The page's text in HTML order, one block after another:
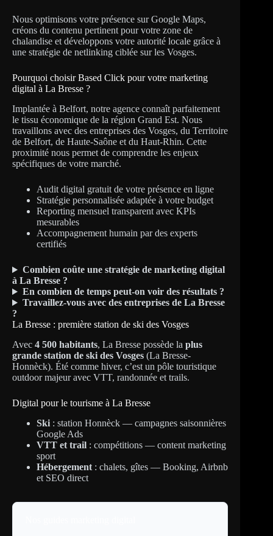
Nous optimisons votre présence sur Google Maps,
créons du contenu pertinent pour votre zone de
chalandise et développons votre autorité locale grâce à
une stratégie de netlinking ciblée sur les Vosges.
Pourquoi choisir Based Click pour votre marketing
digital à La Bresse ?
Implantée à Belfort, notre agence connaît parfaitement
le tissu économique de la région Grand Est. Nous
travaillons avec des entreprises des Vosges, du Territoire
de Belfort, de Haute-Saône et du Haut-Rhin. Cette
proximité nous permet de comprendre les enjeux
spécifiques de votre marché.
Audit digital gratuit de votre présence en ligne
Stratégie personnalisée adaptée à votre budget
Reporting mensuel transparent avec KPIs
mesurables
Accompagnement humain par des experts
certifiés
Combien coûte une stratégie de marketing digital
à La Bresse ?
En combien de temps peut-on voir des résultats ?
Travaillez-vous avec des entreprises de La Bresse
?
La Bresse : première station de ski des Vosges
Avec 4 500 habitants, La Bresse possède la plus
grande station de ski des Vosges (La Bresse-
Honnèck). Été comme hiver, c’est un pôle touristique
outdoor majeur avec VTT, randonnée et trails.
Digital pour le tourisme à La Bresse
Ski : station Honnèck — campagnes saisonnières
Google Ads
VTT et trail : compétitions — content marketing
sport
Hébergement : chalets, gîtes — Booking, Airbnb
et SEO direct